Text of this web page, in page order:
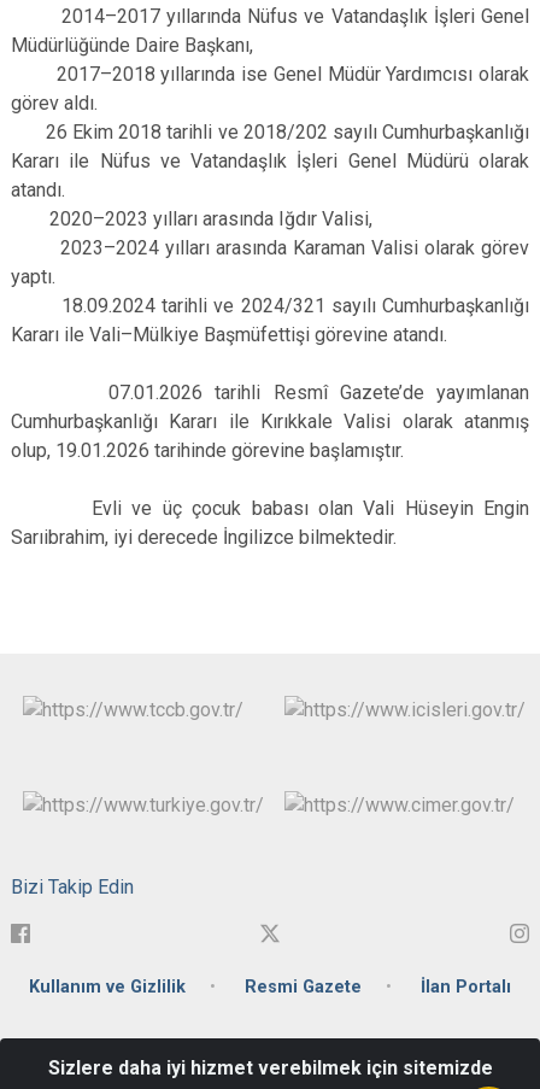
2014–2017 yıllarında Nüfus ve Vatandaşlık İşleri Genel
Müdürlüğünde Daire Başkanı,
2017–2018 yıllarında ise Genel Müdür Yardımcısı olarak
görev aldı.
26 Ekim 2018 tarihli ve 2018/202 sayılı Cumhurbaşkanlığı
Kararı ile Nüfus ve Vatandaşlık İşleri Genel Müdürü olarak
atandı.
2020–2023 yılları arasında Iğdır Valisi,
2023–2024 yılları arasında Karaman Valisi olarak görev
yaptı.
18.09.2024 tarihli ve 2024/321 sayılı Cumhurbaşkanlığı
Kararı ile Vali–Mülkiye Başmüfettişi görevine atandı.
07.01.2026 tarihli Resmî Gazete’de yayımlanan
Cumhurbaşkanlığı Kararı ile Kırıkkale Valisi olarak atanmış
olup, 19.01.2026 tarihinde görevine başlamıştır.
Evli ve üç çocuk babası olan Vali Hüseyin Engin
Sarıibrahim, iyi derecede İngilizce bilmektedir.
Bizi Takip Edin
Kullanım ve Gizlilik Resmi Gazete İlan Portalı
Kodu:71100 Merkez / KIRIKKALE
Sizlere daha iyi hizmet verebilmek için sitemizde